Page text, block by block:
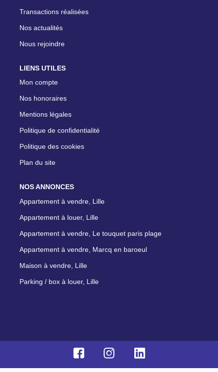
Transactions réalisées
Nos actualités
Nous rejoindre
LIENS UTILES
Mon compte
Nos honoraires
Mentions légales
Politique de confidentialité
Politique des cookies
Plan du site
NOS ANNONCES
Appartement à vendre, Lille
Appartement à louer, Lille
Appartement à vendre, Le touquet paris plage
Appartement à vendre, Marcq en baroeul
Maison à vendre, Lille
Parking / box à louer, Lille